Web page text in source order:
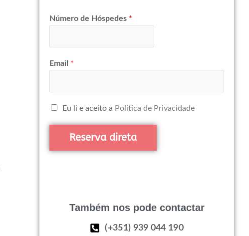
Número de Hóspedes *
Email *
Eu li e aceito a Política de Privacidade
Reserva direta
Também nos pode contactar
(+351) 939 044 190